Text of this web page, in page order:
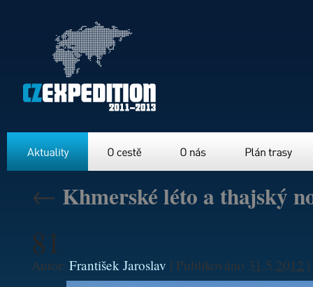
← Khmerské léto a thajský
81
Autor: František Jaroslav | Publikováno 31.5.2012 |